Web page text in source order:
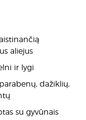
aliejus
ir lygi
dažiklių,
su gyvūnais